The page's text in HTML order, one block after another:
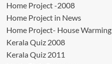
Home Project -2008
Home Project in News
Home Project- House Warming
Kerala Quiz 2008
Kerala Quiz 2011